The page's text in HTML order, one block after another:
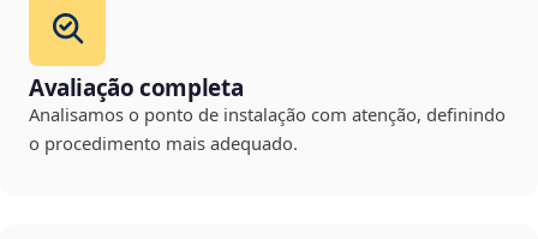
Avaliação completa
Analisamos o ponto de instalação com atenção, definindo
o procedimento mais adequado.